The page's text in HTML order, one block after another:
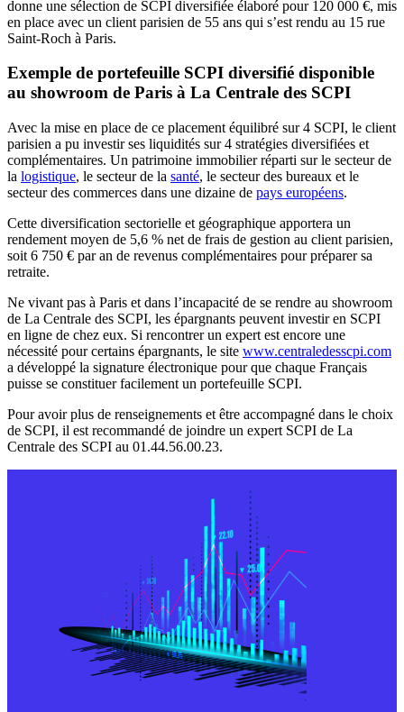
donne une sélection de SCPI diversifiée élaboré pour 120 000 €, mis
en place avec un client parisien de 55 ans qui s’est rendu au 15 rue
Saint-Roch à Paris.
Exemple de portefeuille SCPI diversifié disponible
au showroom de Paris à La Centrale des SCPI
Avec la mise en place de ce placement équilibré sur 4 SCPI, le client
parisien a pu investir ses liquidités sur 4 stratégies diversifiées et
complémentaires. Un patrimoine immobilier réparti sur le secteur de
la logistique, le secteur de la santé, le secteur des bureaux et le
secteur des commerces dans une dizaine de pays européens.
Cette diversification sectorielle et géographique apportera un
rendement moyen de 5,6 % net de frais de gestion au client parisien,
soit 6 750 € par an de revenus complémentaires pour préparer sa
retraite.
Ne vivant pas à Paris et dans l’incapacité de se rendre au showroom
de La Centrale des SCPI, les épargnants peuvent investir en SCPI
en ligne de chez eux. Si rencontrer un expert est encore une
nécessité pour certains épargnants, le site www.centraledesscpi.com
a développé la signature électronique pour que chaque Français
puisse se constituer facilement un portefeuille SCPI.
Pour avoir plus de renseignements et être accompagné dans le choix
de SCPI, il est recommandé de joindre un expert SCPI de La
Centrale des SCPI au 01.44.56.00.23.